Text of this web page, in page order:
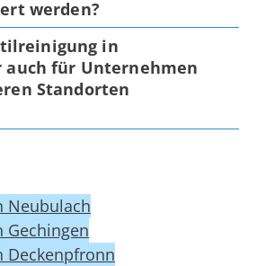
werden?
in
auch für Unternehmen
Standorten
Neubulach
Gechingen
Deckenpfronn